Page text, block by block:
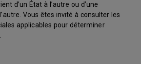
d’un État à l’autre ou d’une
Vous êtes invité à consulter les
applicables pour déterminer